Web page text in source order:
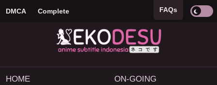
DMCA Complete FAQs
HOME ON-GOING